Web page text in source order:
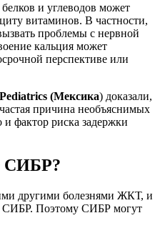
и углеводов может
витаминов. В частности,
проблемы с нервной
кальция может
перспективе или
(Мексика) доказали,
причина необъяснимых
фактор риска задержки
СИБР?
другими болезнями ЖКТ, и
СИБР. Поэтому СИБР могут